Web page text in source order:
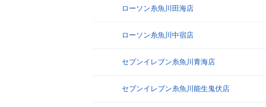
ローソン糸魚川田海店
ローソン糸魚川中宿店
セブンイレブン糸魚川青海店
セブンイレブン糸魚川能生鬼伏店